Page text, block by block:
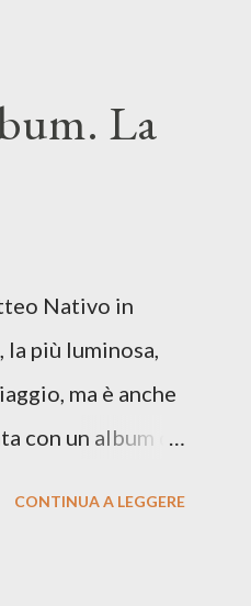
canzone
il peso della
sembra farsi
Messina apre
La
Nativo in
più luminosa,
ma è anche
con un album di
CONTINUA A LEGGERE